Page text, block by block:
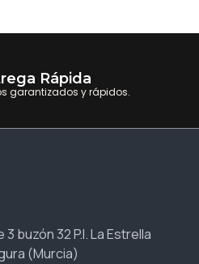
Rápida
garantizados y rápidos.
buzón 32 P.I. La Estrella
(Murcia)